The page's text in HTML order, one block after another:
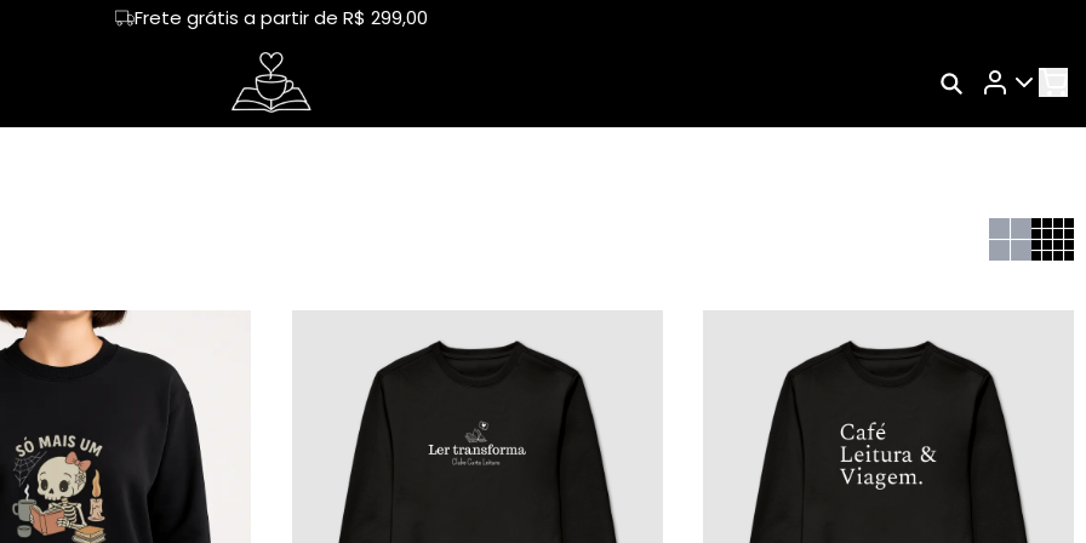
Frete grátis a partir de R$ 299,00
Happy hour
Leitor
Churrasco Chimarrão
amigas
Entrar | Cadastrar